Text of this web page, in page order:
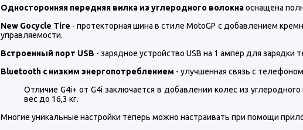
Односторонняя передняя вилка из углеродного волокнаоснащена
New Gocycle Tire - протекторная шина в стиле MotoGP с добавлением
управляемости.
Встроенный порт USB - зарядное устройство USB на 1 ампер для зарядки
Bluetooth с низким энергопотреблением - улучшенная связь с
Отличие G4i+ от G4i заключается в добавлении колес из
вес до 16,3 кг.
Многие уникальные настройки теперь можно настраивать при помощи